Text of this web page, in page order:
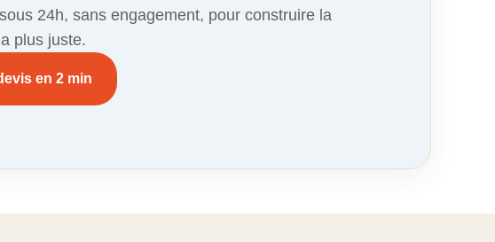
24h, sans engagement, pour construire la
plus juste.
en 2 min